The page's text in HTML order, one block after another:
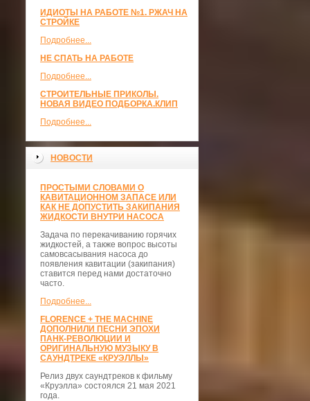
ИДИОТЫ НА РАБОТЕ №1. РЖАЧ НА
СТРОЙКЕ
Подробнее...
НЕ СПАТЬ НА РАБОТЕ
Подробнее...
СТРОИТЕЛЬНЫЕ ПРИКОЛЫ.
НОВАЯ ВИДЕО ПОДБОРКА.КЛИП
Подробнее...
НОВОСТИ
ПРОСТЫМИ СЛОВАМИ О
КАВИТАЦИОННОМ ЗАПАСЕ ИЛИ
КАК НЕ ДОПУСТИТЬ ЗАКИПАНИЯ
ЖИДКОСТИ ВНУТРИ НАСОСА
Задача по перекачиванию горячих
жидкостей, а также вопрос высоты
самовсасывания насоса до
появления кавитации (закипания)
ставится перед нами достаточно
часто.
Подробнее...
FLORENCE + THE MACHINE
ДОПОЛНИЛИ ПЕСНИ ЭПОХИ
ПАНК-РЕВОЛЮЦИИ И
ОРИГИНАЛЬНУЮ МУЗЫКУ В
САУНДТРЕКЕ «КРУЭЛЛЫ»
Релиз двух саундтреков к фильму
«Круэлла» состоялся 21 мая 2021
года.